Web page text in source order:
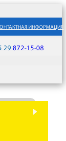
ИНФОРМАЦИЯ
29 872-15-08